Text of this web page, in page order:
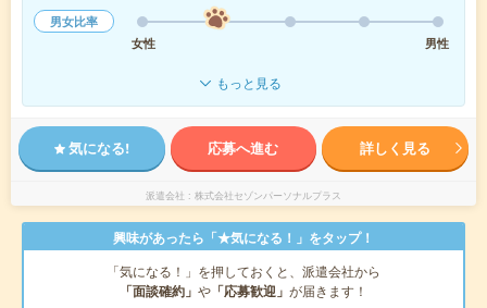
男女比率
女性
男性
もっと見る
気になる! 応募へ進む 詳しく見る
派遣会社 株式会社セゾンパーソナルプラス
興味があったら「★気になる！」をタップ！
「気になる！」を押しておくと、派遣会社から
「面談確約」 や 「応募歓迎」 が届きます！